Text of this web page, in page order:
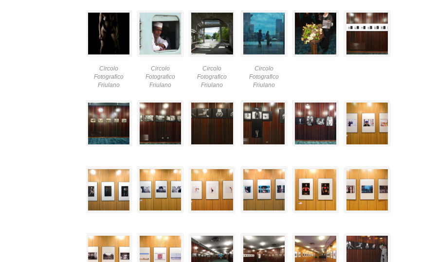
Circolo
Fotografico
Friulano
Circolo
Fotografico
Friulano
Circolo
Fotografico
Friulano
Circolo
Fotografico
Friulano